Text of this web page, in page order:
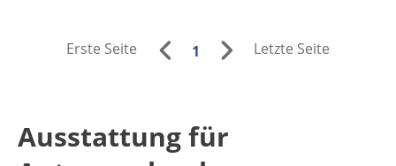
Erste Seite 1 Letzte Seite
Ausstattung für